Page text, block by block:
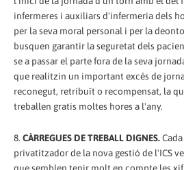
infermeres i auxiliars d'infermeria dels
per la seva moral personal i per la
busquen garantir la seguretat dels
se a passar el parte fora de la seva
que realitzin un important excés de
reconegut, retribuït o recompensat, la
treballen gratis moltes hores a l'any.
8. CÀRREGUES DE TREBALL DIGNES.
privatitzador de la nova gestió de l'ICS